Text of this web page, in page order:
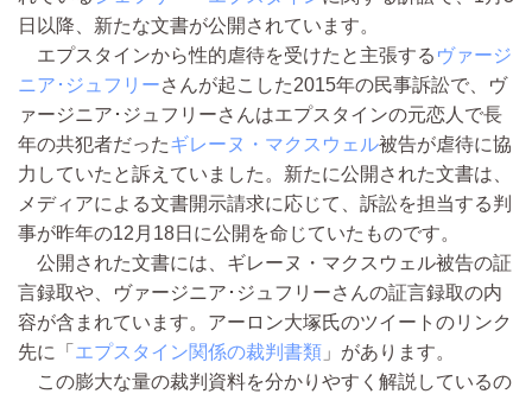
日以降、新たな文書が公開されています。
エプスタインから性的虐待を受けたと主張する ヴァージ
ニア･ジュフリーさんが起こした2015年の民事訴訟で、ヴ
ァージニア･ジュフリーさんはエプスタインの元恋人で長
年の共犯者だったギレーヌ・マクスウェル被告が虐待に協
力していたと訴えていました。新たに公開された文書は、
メディアによる文書開示請求に応じて、訴訟を担当する判
事が昨年の12月18日に公開を命じていたものです。
公開された文書には、ギレーヌ・マクスウェル被告の証
言録取や、ヴァージニア･ジュフリーさんの証言録取の内
容が含まれています。アーロン大塚氏のツイートのリンク
先に「 エプスタイン関係の裁判書類 」があります。
この膨大な量の裁判資料を分かりやすく解説しているの